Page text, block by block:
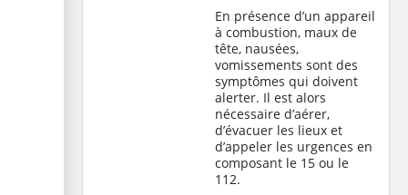
En présence d’un appareil
à combustion, maux de
tête, nausées,
vomissements sont des
symptômes qui doivent
alerter. Il est alors
nécessaire d’aérer,
d’évacuer les lieux et
d’appeler les urgences en
composant le 15 ou le
112.